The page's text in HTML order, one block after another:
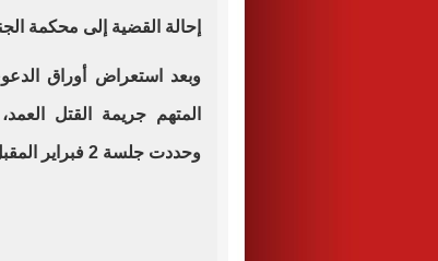
إحالة القضية إلى محكمة
وبعد استعراض أوراق
المتهم جريمة القتل
وحددت جلسة 2 فبراير المقبل للنطق بالحكم النهائي.